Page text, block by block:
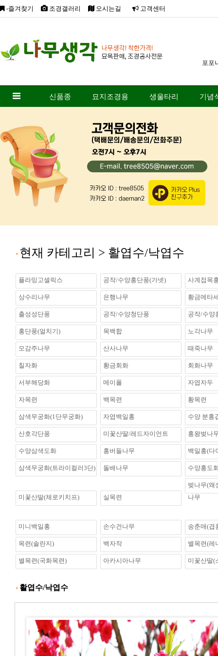
-즐겨찾기 조경갤러리 오시는길 고객센터
포포
신품종 묘지조경용 생울타리 기념
현재 카테고리 > 활엽수/낙엽수
플라밍고셀릭스 공작/수양홍단풍(가넷) 사계접목
상수리나무 은행나무 황금메타
출성성단풍 공작/수양청단풍 공작/수양
홍단풍(얼치기) 목백합 노각나무
모감주나무 산사나무 때죽나무
칠자화 황금회화 회화나무
서부해당화 메이폴 자엽자두
자목련 백목련 황목련
삼색무궁화(1단무궁화) 자엽백일홍 수양 분홍
산호각단풍 미꽃산딸/레드자이언트 홍왕벚나
수양삼색도화 홍버들나무 백일홍(다
삼색무궁화(트라이컬러3단) 돌배나무 수양홍도
미꽃산딸(체로키치프) 실목련
벚나무(왜
나무
미니백일홍 손수건나무 송춘매(겹
목련(솔란지) 백자작 별목련(레
별목련(국화목련) 아카시아나무 미꽃산딸(
활엽수/낙엽수